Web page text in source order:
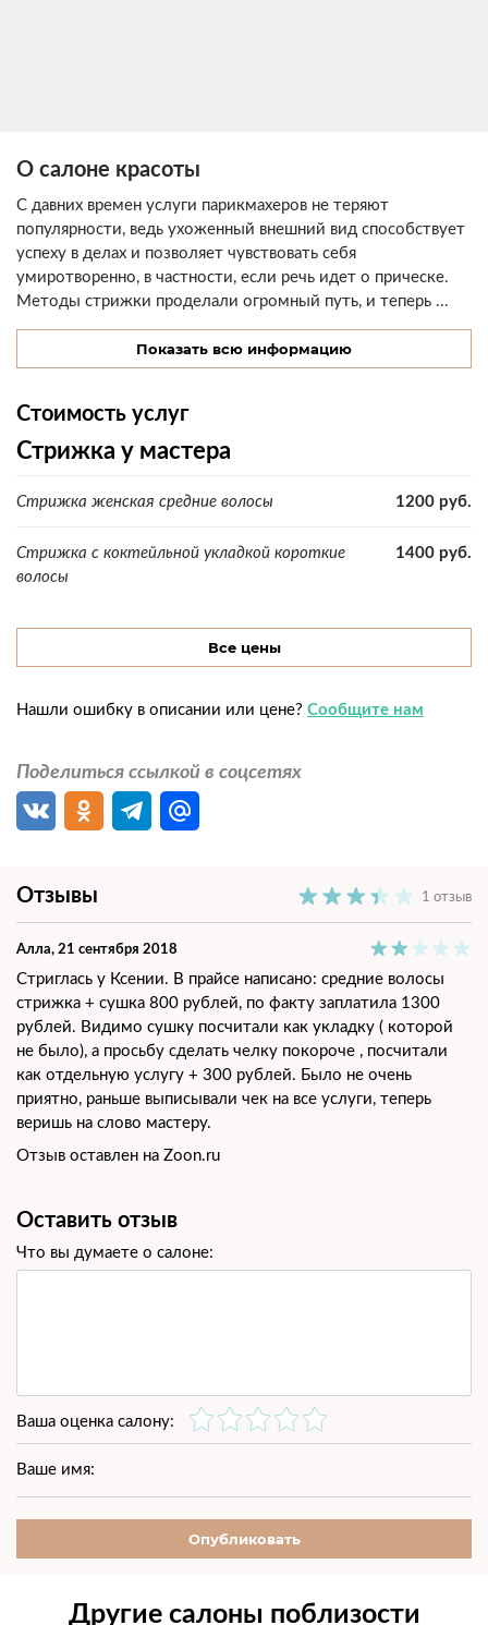
О салоне красоты
С давних времен услуги парикмахеров не теряют
популярности, ведь ухоженный внешний вид способствует
успеху в делах и позволяет чувствовать себя
умиротворенно, в частности, если речь идет о прическе.
Методы стрижки проделали огромный путь, и теперь ...
Показать всю информацию
Стоимость услуг
Стрижка у мастера
Стрижка женская средние волосы 1200 руб.
Стрижка с коктейльной укладкой короткие
волосы
1400 руб.
Стрижка с коктейльной укладкой средние волосы 1700 руб.
Все цены
Нашли ошибку в описании или цене? Сообщите нам
Поделиться ссылкой в соцсетях
Отзывы 1 отзыв
Алла, 21 сентября 2018
Стриглась у Ксении. В прайсе написано: средние волосы
стрижка + сушка 800 рублей, по факту заплатила 1300
рублей. Видимо сушку посчитали как укладку ( которой
не было), а просьбу сделать челку покороче , посчитали
как отдельную услугу + 300 рублей. Было не очень
приятно, раньше выписывали чек на все услуги, теперь
веришь на слово мастеру.
Отзыв оставлен на Zoon.ru
Оставить отзыв
Что вы думаете о салоне:
Ваша оценка салону:
Ваше имя:
Опубликовать
Другие салоны поблизости